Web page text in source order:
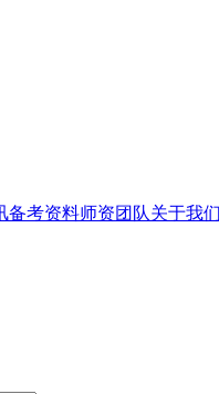
备考资料师资团队关于我们